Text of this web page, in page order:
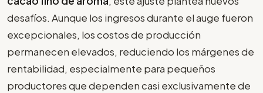
desafíos. Aunque los ingresos durante el auge fueron
excepcionales, los costos de producción
permanecen elevados, reduciendo los márgenes de
rentabilidad, especialmente para pequeños
productores que dependen casi exclusivamente de